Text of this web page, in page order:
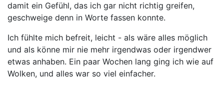
damit ein Gefühl, das ich gar nicht richtig greifen,
geschweige denn in Worte fassen konnte.
Ich fühlte mich befreit, leicht - als wäre alles möglich
und als könne mir nie mehr irgendwas oder irgendwer
etwas anhaben. Ein paar Wochen lang ging ich wie auf
Wolken, und alles war so viel einfacher.